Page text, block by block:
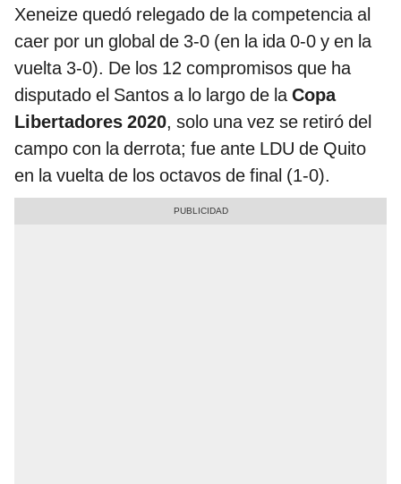
Xeneize quedó relegado de la competencia al
caer por un global de 3-0 (en la ida 0-0 y en la
vuelta 3-0). De los 12 compromisos que ha
disputado el Santos a lo largo de laCopa
Libertadores 2020, solo una vez se retiró del
campo con la derrota; fue ante LDU de Quito
en la vuelta de los octavos de final (1-0).